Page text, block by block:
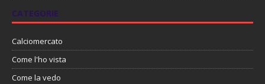
CATEGORIE
Calciomercato
Come l'ho vista
Come la vedo